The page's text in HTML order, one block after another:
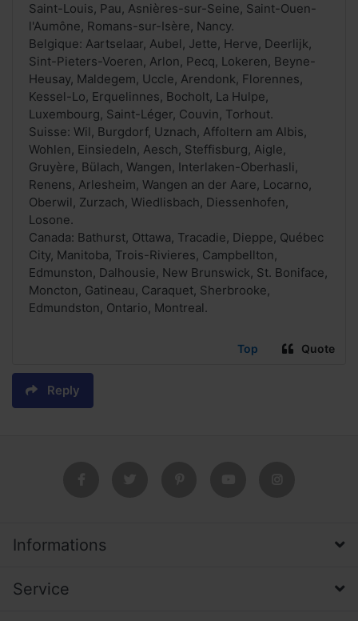
Saint-Louis, Pau, Asnières-sur-Seine, Saint-Ouen-
l'Aumône, Romans-sur-Isère, Nancy.
Belgique: Aartselaar, Aubel, Jette, Herve, Deerlijk,
Sint-Pieters-Voeren, Arlon, Pecq, Lokeren, Beyne-
Heusay, Maldegem, Uccle, Arendonk, Florennes,
Kessel-Lo, Erquelinnes, Bocholt, La Hulpe,
Luxembourg, Saint-Léger, Couvin, Torhout.
Suisse: Wil, Burgdorf, Uznach, Affoltern am Albis,
Wohlen, Einsiedeln, Aesch, Steffisburg, Aigle,
Gruyère, Bülach, Wangen, Interlaken-Oberhasli,
Renens, Arlesheim, Wangen an der Aare, Locarno,
Oberwil, Zurzach, Wiedlisbach, Diessenhofen,
Losone.
Canada: Bathurst, Ottawa, Tracadie, Dieppe, Québec
City, Manitoba, Trois-Rivieres, Campbellton,
Edmunston, Dalhousie, New Brunswick, St. Boniface,
Moncton, Gatineau, Caraquet, Sherbrooke,
Edmundston, Ontario, Montreal.
Top Quote
Reply
Informations
Service